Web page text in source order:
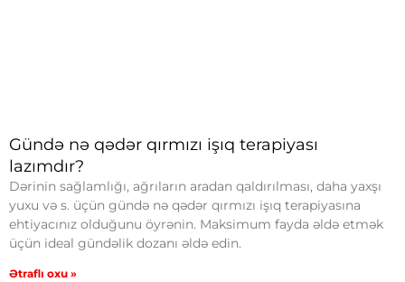
Gündə nə qədər qırmızı işıq terapiyası
lazımdır?
Dərinin sağlamlığı, ağrıların aradan qaldırılması, daha yaxşı
yuxu və s. üçün gündə nə qədər qırmızı işıq terapiyasına
ehtiyacınız olduğunu öyrənin. Maksimum fayda əldə etmək
üçün ideal gündəlik dozanı əldə edin.
Ətraflı oxu »